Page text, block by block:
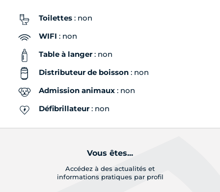
Toilettes : non
WIFI : non
Table à langer: non
Distributeur de boisson : non
Admission animaux : non
Défibrillateur: non
Vous êtes...
Accédez à des actualités et
informations pratiques par profil